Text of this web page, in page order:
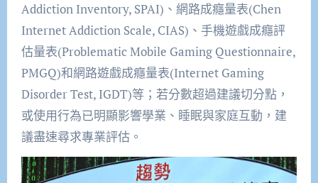
Addiction Inventory, SPAI)、網路成癮量表(Chen
Internet Addiction Scale, CIAS)、手機遊戲成癮評
估量表(Problematic Mobile Gaming Questionnaire,
PMGQ)和網路遊戲成癮量表(Internet Gaming
Disorder Test, IGDT)等；若分數超過建議切分點，
或使用行為已明顯影響學業、睡眠與家庭互動，建
議盡速尋求專業評估。